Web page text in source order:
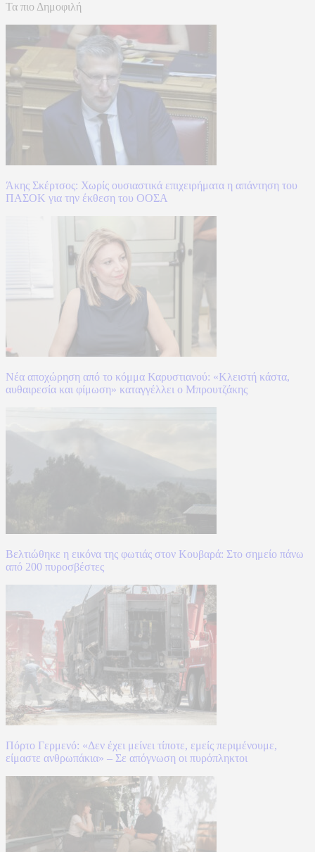
Τα πιο Δημοφιλή
Άκης Σκέρτσος: Χωρίς ουσιαστικά επιχειρήματα η απάντηση του
ΠΑΣΟΚ για την έκθεση του ΟΟΣΑ
Νέα αποχώρηση από το κόμμα Καρυστιανού: «Κλειστή κάστα,
αυθαιρεσία και φίμωση» καταγγέλλει ο Μπρουτζάκης
Βελτιώθηκε η εικόνα της φωτιάς στον Κουβαρά: Στο σημείο πάνω
από 200 πυροσβέστες
Πόρτο Γερμενό: «Δεν έχει μείνει τίποτε, εμείς περιμένουμε,
είμαστε ανθρωπάκια» – Σε απόγνωση οι πυρόπληκτοι